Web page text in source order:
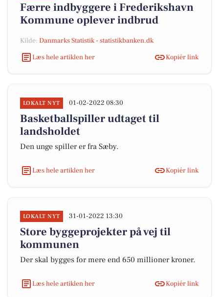
Færre indbyggere i Frederikshavn
Kommune oplever indbrud
Kilde: Danmarks Statistik - statistikbanken.dk
Læs hele artiklen her
Kopiér link
LOKALT NYT 01-02-2022 08:30
Basketballspiller udtaget til
landsholdet
Den unge spiller er fra Sæby.
Læs hele artiklen her Kopiér link
LOKALT NYT 31-01-2022 13:30
Store byggeprojekter på vej til
kommunen
Der skal bygges for mere end 650 millioner kroner.
Læs hele artiklen her Kopiér link